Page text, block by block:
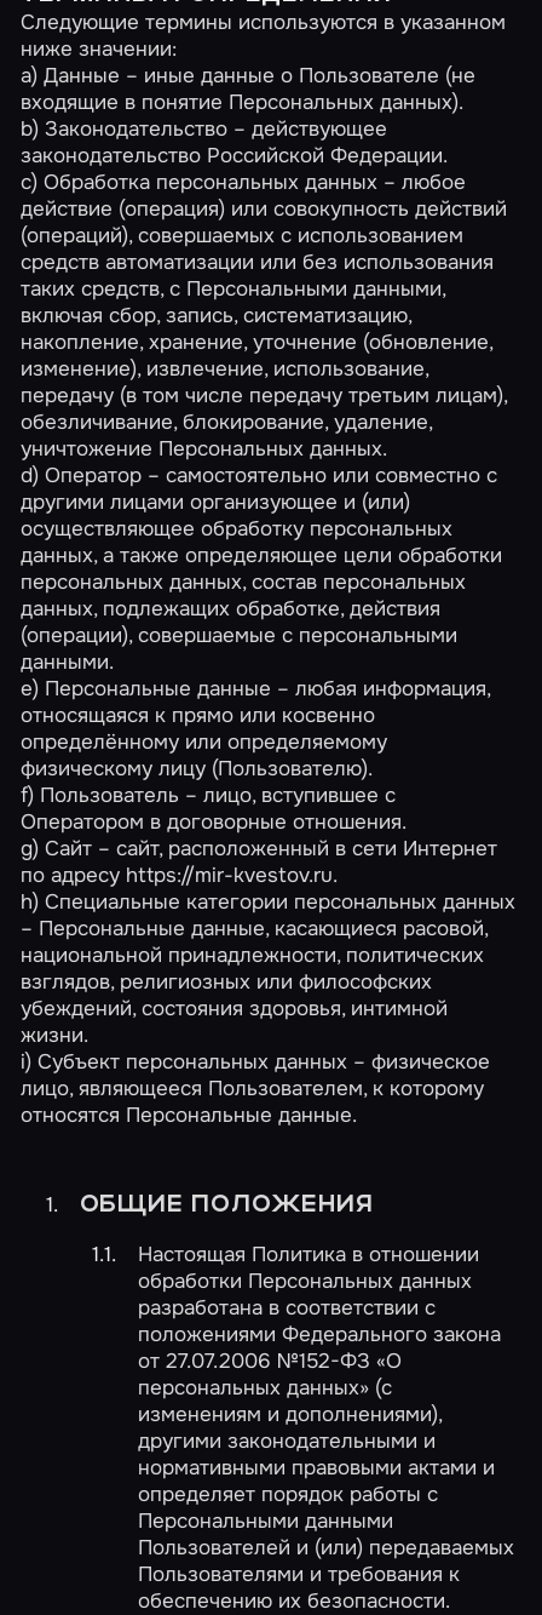
Следующие термины используются в указанном
ниже значении:
a) Данные – иные данные о Пользователе (не
входящие в понятие Персональных данных).
b) Законодательство – действующее
законодательство Российской Федерации.
c) Обработка персональных данных – любое
действие (операция) или совокупность действий
(операций), совершаемых с использованием
средств автоматизации или без использования
таких средств, с Персональными данными,
включая сбор, запись, систематизацию,
накопление, хранение, уточнение (обновление,
изменение), извлечение, использование,
передачу (в том числе передачу третьим лицам),
обезличивание, блокирование, удаление,
уничтожение Персональных данных.
d) Оператор – самостоятельно или совместно с
другими лицами организующее и (или)
осуществляющее обработку персональных
данных, а также определяющее цели обработки
персональных данных, состав персональных
данных, подлежащих обработке, действия
(операции), совершаемые с персональными
данными.
e) Персональные данные – любая информация,
относящаяся к прямо или косвенно
определённому или определяемому
физическому лицу (Пользователю).
f) Пользователь – лицо, вступившее с
Оператором в договорные отношения.
g) Сайт – сайт, расположенный в сети Интернет
по адресу https://mir-kvestov.ru.
h) Специальные категории персональных данных
– Персональные данные, касающиеся расовой,
национальной принадлежности, политических
взглядов, религиозных или философских
убеждений, состояния здоровья, интимной
жизни.
i) Субъект персональных данных – физическое
лицо, являющееся Пользователем, к которому
относятся Персональные данные.
ОБЩИЕ ПОЛОЖЕНИЯ
Настоящая Политика в отношении
обработки Персональных данных
разработана в соответствии с
положениями Федерального закона
от 27.07.2006 №152-ФЗ «О
персональных данных» (с
изменениям и дополнениями),
другими законодательными и
нормативными правовыми актами и
определяет порядок работы с
Персональными данными
Пользователей и (или) передаваемых
Пользователями и требования к
обеспечению их безопасности.